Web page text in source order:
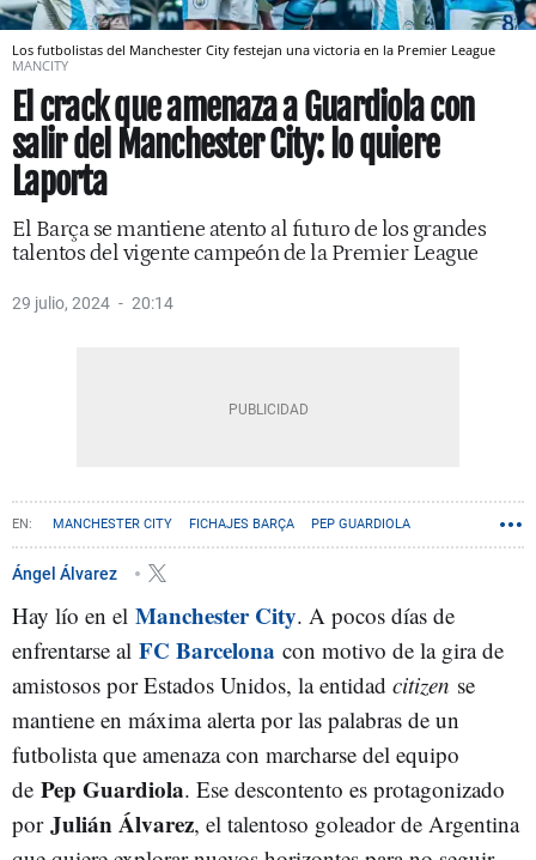
Los futbolistas del Manchester City festejan una victoria en la Premier League
MANCITY
El crack que amenaza a Guardiola con
salir del Manchester City: lo quiere
Laporta
El Barça se mantiene atento al futuro de los grandes
talentos del vigente campeón de la Premier League
29 julio, 2024 20:14
MANCHESTER CITY FICHAJES BARÇA PEP GUARDIOLA
Ángel Álvarez
Hay lío en el Manchester City. A pocos días de
enfrentarse al FC Barcelona con motivo de la gira de
amistosos por Estados Unidos, la entidad citizen se
mantiene en máxima alerta por las palabras de un
futbolista que amenaza con marcharse del equipo
de Pep Guardiola. Ese descontento es protagonizado
por Julián Álvarez, el talentoso goleador de Argentina